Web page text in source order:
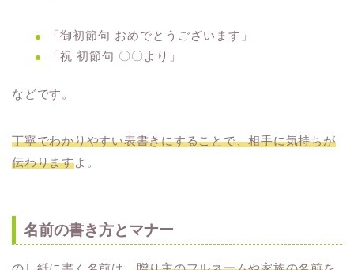
「御初節句 おめでとうございます」
「祝 初節句 〇〇より」
などです。
丁寧でわかりやすい表書きにすることで、相手に気持ちが
伝わりますよ。
名前の書き方とマナー